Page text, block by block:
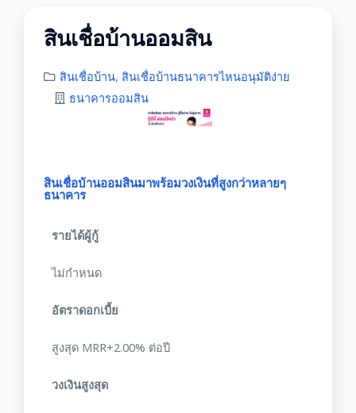
สินเชื่อบ้านออมสิน
สินเชื่อบ้าน, สินเชื่อบ้านธนาคารไหนอนุมัติง่าย
ธนาคารออมสิน
สินเชื่อบ้านออมสินมาพร้อมวงเงินที่สูงกว่าหลายๆ
ธนาคาร
รายได้ผู้กู้
ไม่กำหนด
อัตราดอกเบี้ย
สูงสุด MRR+2.00% ต่อปี
วงเงินสูงสุด